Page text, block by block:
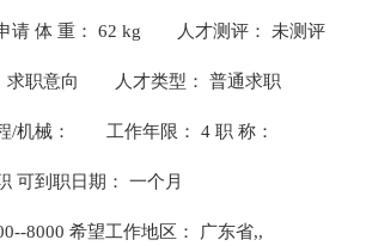
请 体 重： 62 kg 人才测评： 未测评
求职意向 人才类型： 普通求职
/机械： 工作年限： 4 职 称：
可到职日期： 一个月
8000 希望工作地区： 广东省,,